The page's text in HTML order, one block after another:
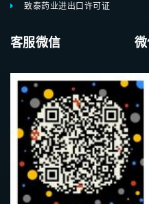
致泰药业进出口许可证
客服微信 微信